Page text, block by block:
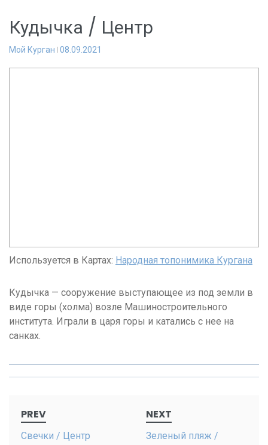
Кудычка / Центр
Мой Курган 08.09.2021
Используется в Картах: Народная топонимика Кургана
Кудычка — сооружение выступающее из под земли в
виде горы (холма) возле Машиностроительного
института. Играли в царя горы и катались с нее на
санках.
navigation
PREV
Свечки / Центр
NEXT
Зеленый пляж /